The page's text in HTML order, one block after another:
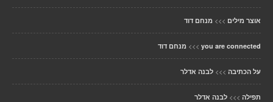
אוצר מילים >>> מנחם דוד
you are connected
>>> מנחם דוד
על הכתיבה >>> לבנה אדלר
תפילה >>> לבנה אדלר